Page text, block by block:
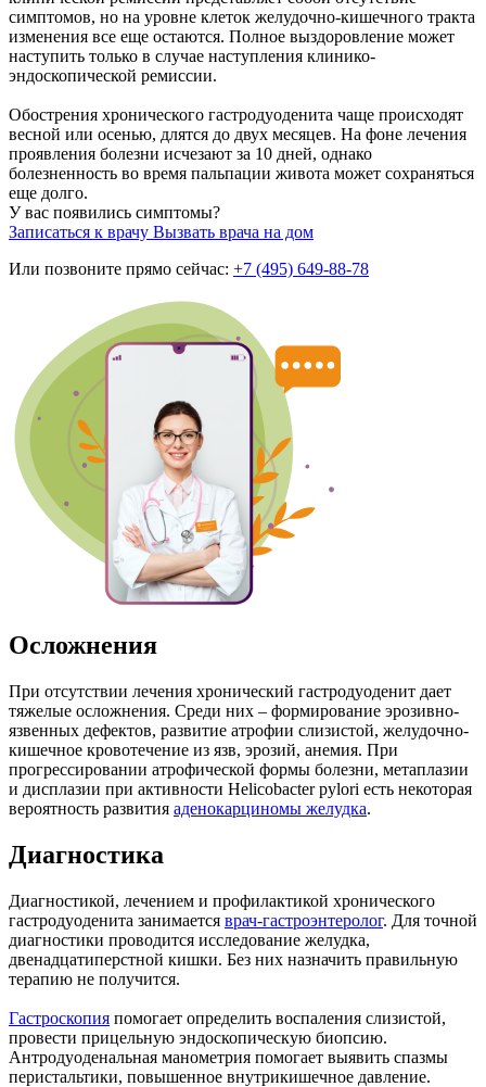
симптомов, но на уровне клеток желудочно-кишечного тракта
изменения все еще остаются. Полное выздоровление может
наступить только в случае наступления клинико-
эндоскопической ремиссии.
Обострения хронического гастродуоденита чаще происходят
весной или осенью, длятся до двух месяцев. На фоне лечения
проявления болезни исчезают за 10 дней, однако
болезненность во время пальпации живота может сохраняться
еще долго.
У вас появились симптомы?
Записаться к врачу Вызвать врача на дом
Или позвоните прямо сейчас: +7 (495) 649-88-78
Осложнения
При отсутствии лечения хронический гастродуоденит дает
тяжелые осложнения. Среди них – формирование эрозивно-
язвенных дефектов, развитие атрофии слизистой, желудочно-
кишечное кровотечение из язв, эрозий, анемия. При
прогрессировании атрофической формы болезни, метаплазии
и дисплазии при активности Helicobacter pylori есть некоторая
вероятность развития аденокарциномы желудка.
Диагностика
Диагностикой, лечением и профилактикой хронического
гастродуоденита занимается врач-гастроэнтеролог. Для точной
диагностики проводится исследование желудка,
двенадцатиперстной кишки. Без них назначить правильную
терапию не получится.
Гастроскопия помогает определить воспаления слизистой,
провести прицельную эндоскопическую биопсию.
Антродуоденальная манометрия помогает выявить спазмы
перистальтики, повышенное внутрикишечное давление.